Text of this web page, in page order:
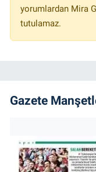
yorumlardan Mira
tutulamaz.
Gazete